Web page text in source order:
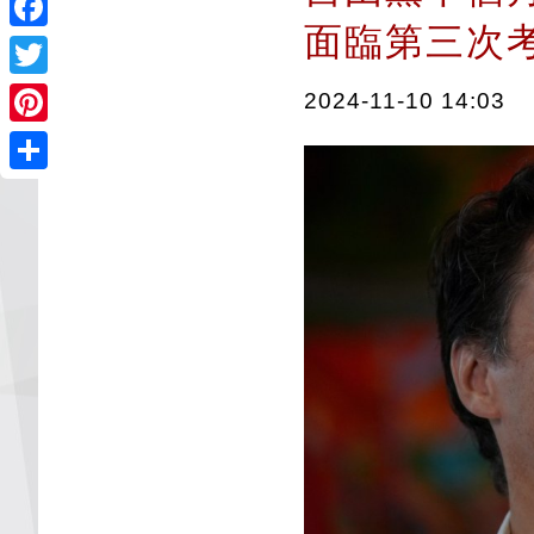
Facebook
Twitter
Pinterest
面臨第三
2024-11-10 14:03